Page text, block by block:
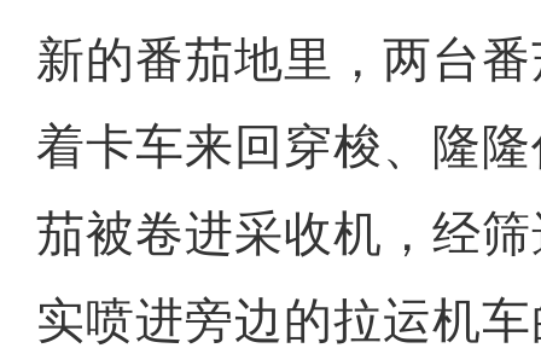
新的番茄地里，两台
着卡车来回穿梭、隆
茄被卷进采收机，经
实喷进旁边的拉运机